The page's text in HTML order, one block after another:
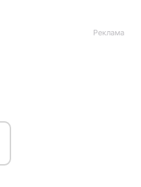
Реклама